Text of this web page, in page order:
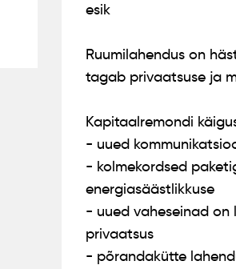
esik
Ruumilahendus on
tagab privaatsuse ja
Kapitaalremondi
- uued
- kolmekordsed
energiasäästlikkuse
- uued vaheseinad
privaatsus
- põrandakütte